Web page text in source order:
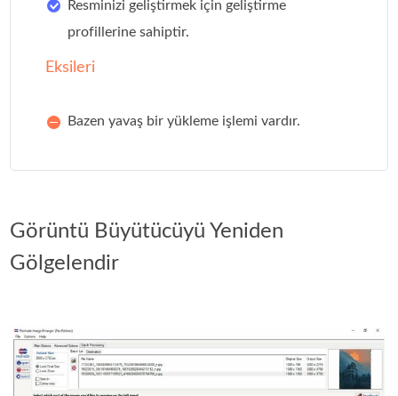
Resminizi geliştirmek için geliştirme
profillerine sahiptir.
Eksileri
Bazen yavaş bir yükleme işlemi vardır.
Görüntü Büyütücüyü Yeniden
Gölgelendir